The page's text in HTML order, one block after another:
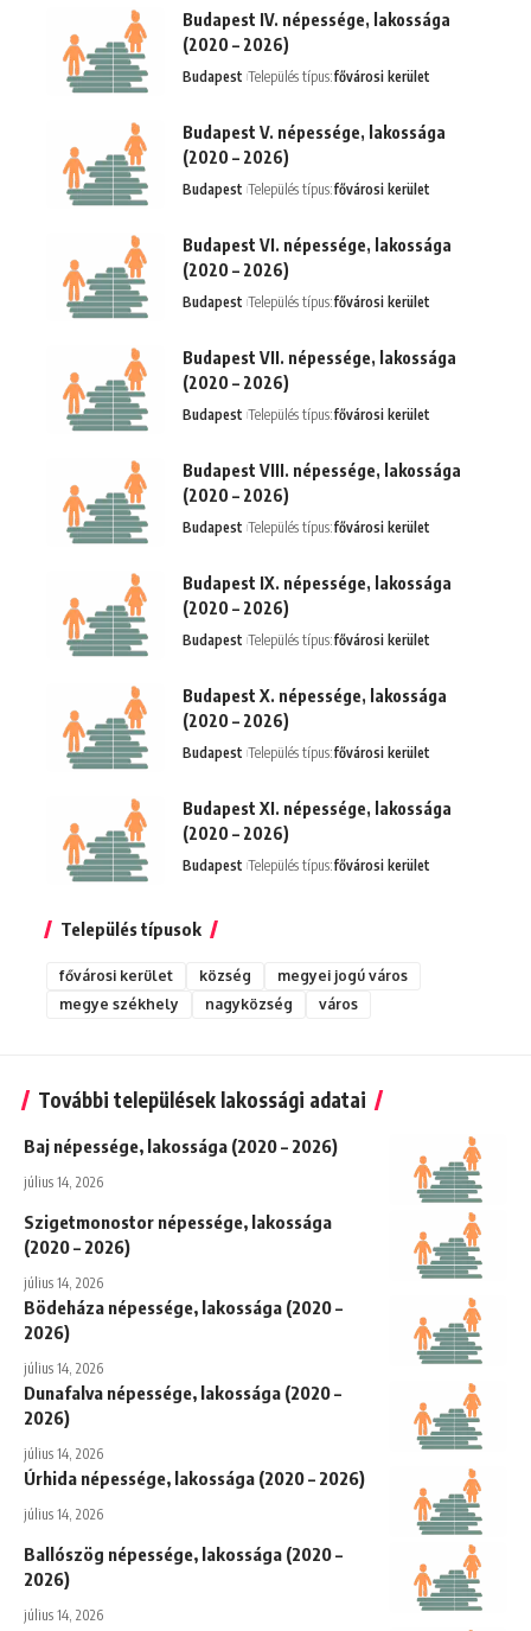
Budapest IV. népessége, lakossága
(2020 – 2026)
Budapest Település típus:fővárosi kerület
Budapest V. népessége, lakossága
(2020 – 2026)
Budapest Település típus:fővárosi kerület
Budapest VI. népessége, lakossága
(2020 – 2026)
Budapest Település típus:fővárosi kerület
Budapest VII. népessége, lakossága
(2020 – 2026)
Budapest Település típus:fővárosi kerület
Budapest VIII. népessége, lakossága
(2020 – 2026)
Budapest Település típus:fővárosi kerület
Budapest IX. népessége, lakossága
(2020 – 2026)
Budapest Település típus:fővárosi kerület
Budapest X. népessége, lakossága
(2020 – 2026)
Budapest Település típus:fővárosi kerület
Budapest XI. népessége, lakossága
(2020 – 2026)
Budapest Település típus:fővárosi kerület
Település típusok
fővárosi kerület község
megyei jogú város
megye székhely
nagyközség város
További települések lakossági adatai
Baj népessége, lakossága (2020 – 2026)
július 14, 2026
Szigetmonostor népessége, lakossága
(2020 – 2026)
július 14, 2026
Bödeháza népessége, lakossága (2020 –
2026)
július 14, 2026
Dunafalva népessége, lakossága (2020 –
2026)
július 14, 2026
Úrhida népessége, lakossága (2020 – 2026)
július 14, 2026
Ballószög népessége, lakossága (2020 –
2026)
július 14, 2026